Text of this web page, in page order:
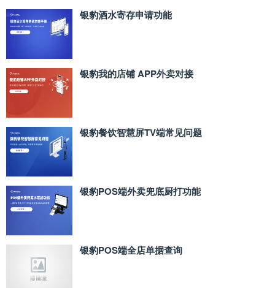
银豹酒水寄存申请功能
银豹我的店铺 APP外卖对接
银豹餐饮智慧屏TV端常见问题
银豹POS端外卖兜底厨打功能
银豹POS端全店单据查询